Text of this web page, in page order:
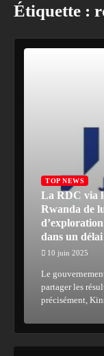
Étiquette :
TOP NEWS
La RDC via
Rwanda de
dans un
10 juin 2025
Le
partager les
précisément,